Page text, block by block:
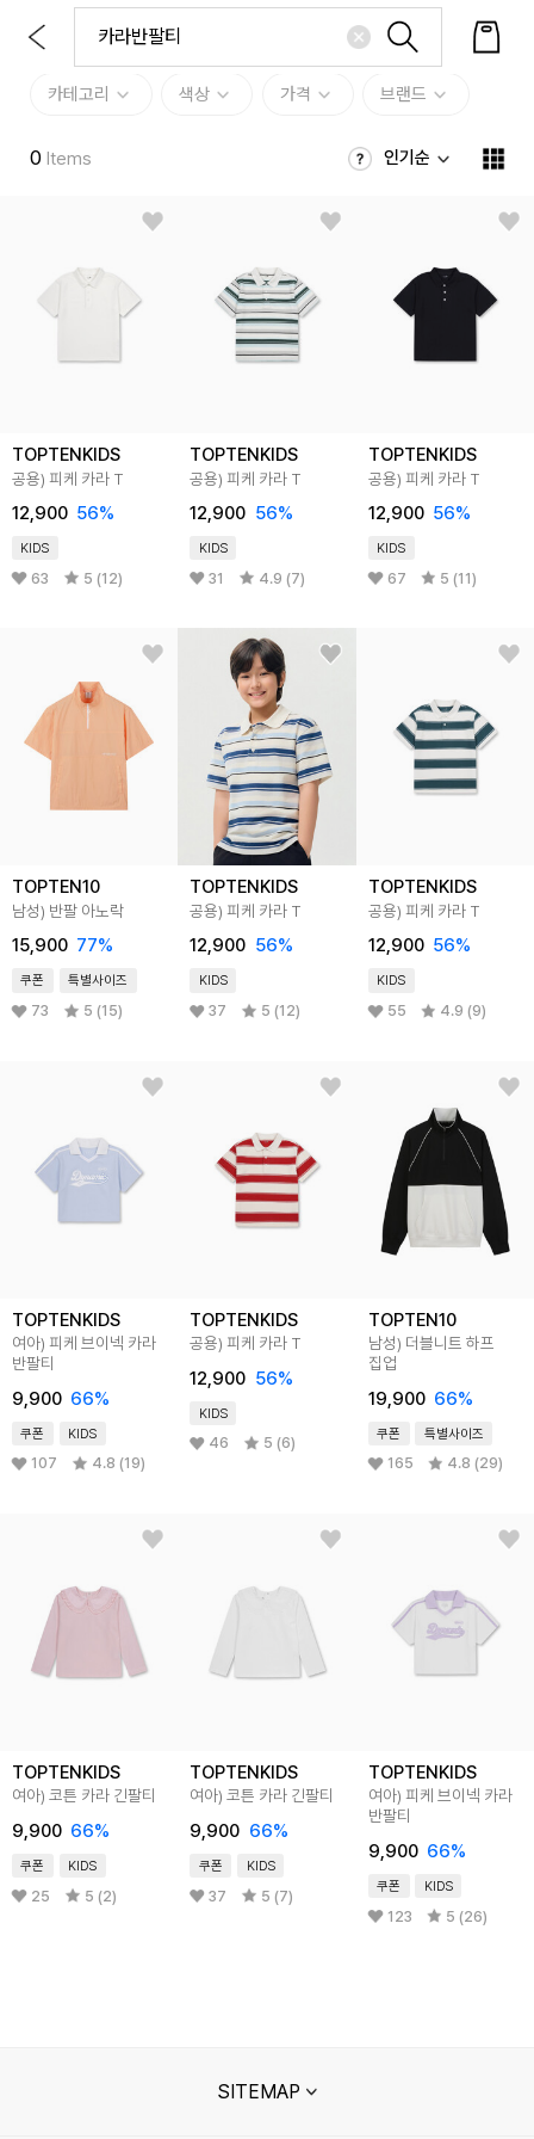
카테고리 색상 가격 브랜드
0 Items 인기순
TOPTENKIDS
공용) 피케 카라 T
12,900 56%
KIDS
63 5 (12)
TOPTENKIDS
공용) 피케 카라 T
12,900 56%
KIDS
31 4.9 (7)
TOPTENKIDS
공용) 피케 카라 T
12,900 56%
KIDS
67 5 (11)
TOPTEN10
남성) 반팔 아노락
15,900 77%
쿠폰 특별사이즈
73 5 (15)
TOPTENKIDS
공용) 피케 카라 T
12,900 56%
KIDS
37 5 (12)
TOPTENKIDS
공용) 피케 카라 T
12,900 56%
KIDS
55 4.9 (9)
TOPTENKIDS
여아) 피케 브이넥 카라
반팔티
9,900 66%
쿠폰 KIDS
107 4.8 (19)
TOPTENKIDS
공용) 피케 카라 T
12,900 56%
KIDS
46 5 (6)
TOPTEN10
남성) 더블니트 하프
집업
19,900 66%
쿠폰 특별사이즈
165 4.8 (29)
TOPTENKIDS
여아) 코튼 카라 긴팔티
9,900 66%
쿠폰 KIDS
25 5 (2)
TOPTENKIDS
여아) 코튼 카라 긴팔티
9,900 66%
쿠폰 KIDS
37 5 (7)
TOPTENKIDS
여아) 피케 브이넥 카라
반팔티
9,900 66%
쿠폰 KIDS
123 5 (26)
SITEMAP